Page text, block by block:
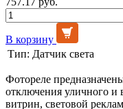
В корзину
Тип: Датчик света
Фотореле
отключения уличного и
витрин, световой